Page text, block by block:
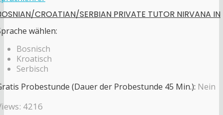
CROATIAN/SERBIAN PRIVATE TUTOR NIRVANA IN
wählen:
Bosnisch
Kroatisch
Serbisch
Probestunde (Dauer der Probestunde 45 Min.): Nein
4216